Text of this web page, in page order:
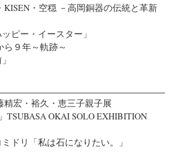
KISEN・空穏 －高岡銅器の伝統と革新
ピー・イースター」
ら９年～軌跡～
精宏・裕久・恵三子親子展
TSUBASA OKAI SOLO EXHIBITION
ドリ「私は石になりたい。」